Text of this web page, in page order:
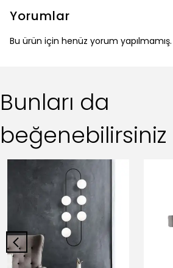
Yorumlar
Bu ürün için henüz yorum yapılmamış.
Bunları da
beğenebilirsiniz